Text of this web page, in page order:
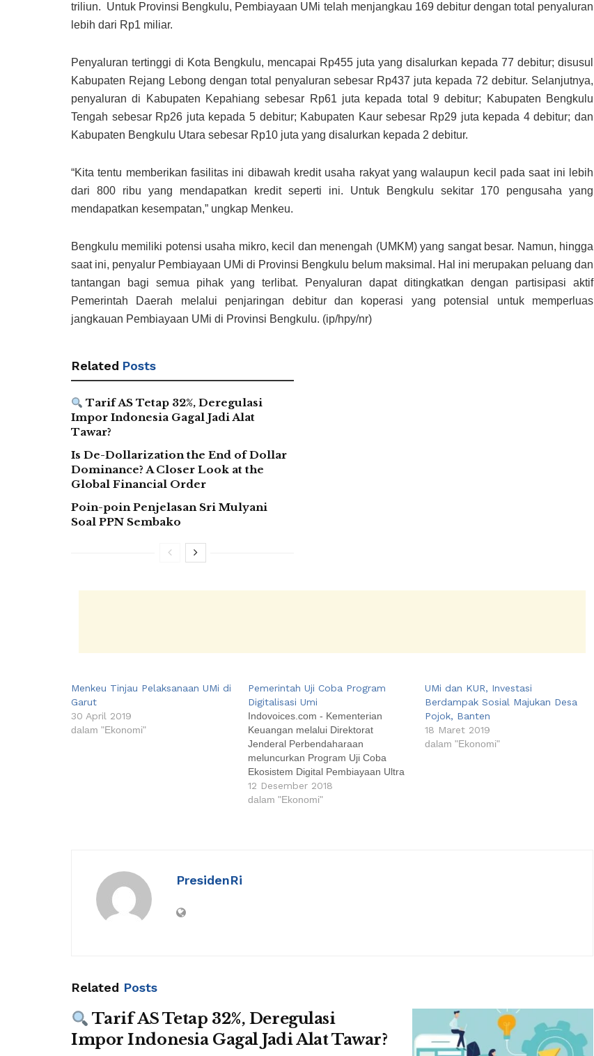
triliun. Untuk Provinsi Bengkulu, Pembiayaan UMi telah menjangkau 169 debitur dengan total penyaluran
lebih dari Rp1 miliar.
Penyaluran tertinggi di Kota Bengkulu, mencapai Rp455 juta yang disalurkan kepada 77 debitur; disusul
Kabupaten Rejang Lebong dengan total penyaluran sebesar Rp437 juta kepada 72 debitur. Selanjutnya,
penyaluran di Kabupaten Kepahiang sebesar Rp61 juta kepada total 9 debitur; Kabupaten Bengkulu
Tengah sebesar Rp26 juta kepada 5 debitur; Kabupaten Kaur sebesar Rp29 juta kepada 4 debitur; dan
Kabupaten Bengkulu Utara sebesar Rp10 juta yang disalurkan kepada 2 debitur.
“Kita tentu memberikan fasilitas ini dibawah kredit usaha rakyat yang walaupun kecil pada saat ini lebih
dari 800 ribu yang mendapatkan kredit seperti ini. Untuk Bengkulu sekitar 170 pengusaha yang
mendapatkan kesempatan,” ungkap Menkeu.
Bengkulu memiliki potensi usaha mikro, kecil dan menengah (UMKM) yang sangat besar. Namun, hingga
saat ini, penyalur Pembiayaan UMi di Provinsi Bengkulu belum maksimal. Hal ini merupakan peluang dan
tantangan bagi semua pihak yang terlibat. Penyaluran dapat ditingkatkan dengan partisipasi aktif
Pemerintah Daerah melalui penjaringan debitur dan koperasi yang potensial untuk memperluas
jangkauan Pembiayaan UMi di Provinsi Bengkulu. (ip/hpy/nr)
Related Posts
Tarif AS Tetap 32%, Deregulasi
Impor Indonesia Gagal Jadi Alat
Tawar?
Is De-Dollarization the End of Dollar
Dominance? A Closer Look at the
Global Financial Order
Poin-poin Penjelasan Sri Mulyani
Soal PPN Sembako
Menkeu Tinjau Pelaksanaan UMi di
Garut
30 April 2019
dalam "Ekonomi"
Pemerintah Uji Coba Program
Digitalisasi Umi
Indovoices.com - Kementerian
Keuangan melalui Direktorat
Jenderal Perbendaharaan
meluncurkan Program Uji Coba
Ekosistem Digital Pembiayaan Ultra
Mikro (UMi). Direktur Jenderal
(Dirjen) Perbendaharaan Marwanto
12 Desember 2018
dalam "Ekonomi"
UMi dan KUR, Investasi
Berdampak Sosial Majukan Desa
Pojok, Banten
18 Maret 2019
dalam "Ekonomi"
PresidenRi
Related Posts
Tarif AS Tetap 32%, Deregulasi
Impor Indonesia Gagal Jadi Alat Tawar?